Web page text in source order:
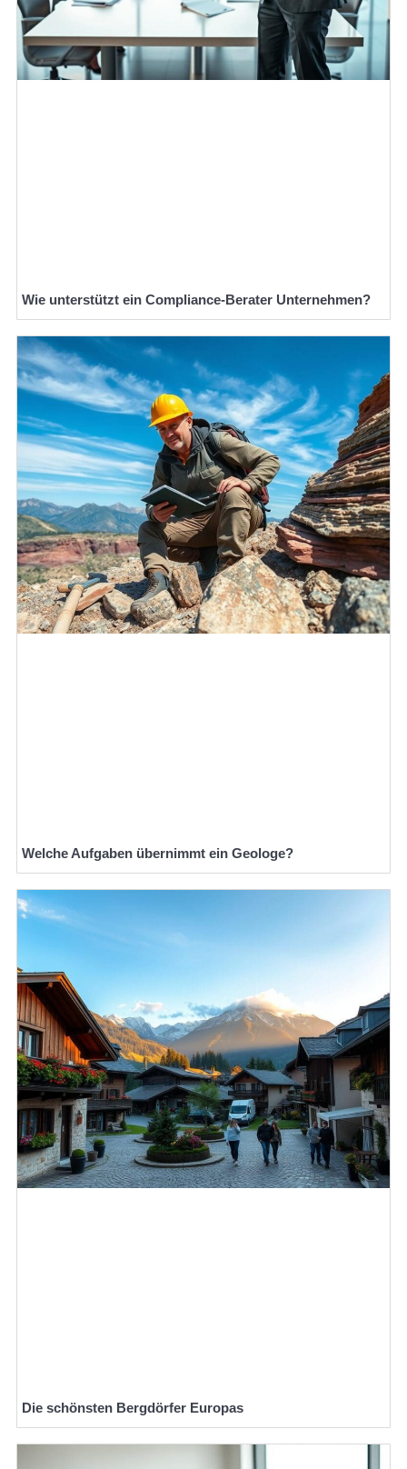
Wie unterstützt ein Compliance-Berater Unternehmen?
Welche Aufgaben übernimmt ein Geologe?
Die schönsten Bergdörfer Europas